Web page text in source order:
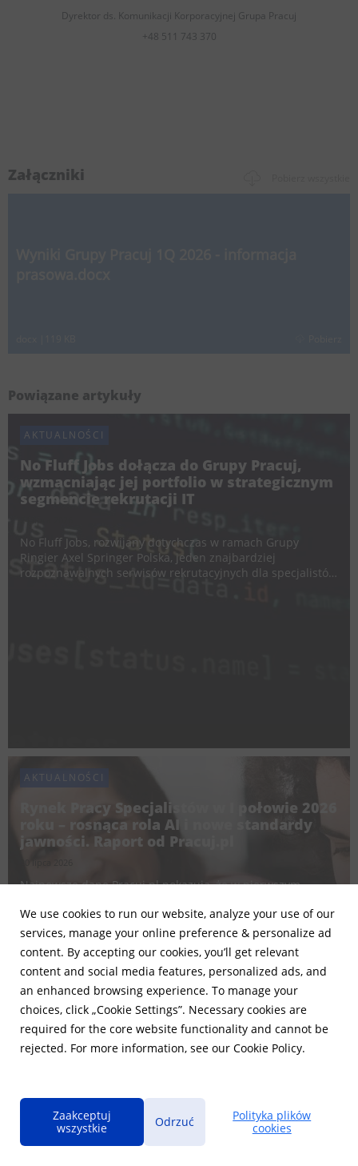
Dyrektor ds. Komunikacji Korporacyjnej Grupa Pracuj
+48 511 743 370
Załączniki
Powiązane artykuły
AKTUALNOŚCI
No Fluff Jobs dołącza do Grupy Pracuj,
wzmacniając jej portfolio w strategicznym
segmencie rekrutacji IT
No Fluff Jobs, rozwijany dotychczas w ramach Grupy
Ringier Axel Springer Polska, jeden znajbardziej
rozpoznawalnych serwisów rekrutacyjnych dla specjalistów
AKTUALNOŚCI
Rynek Pracy Specjalistów w I połowie 2026
roku – rosnąca rola AI i nowe standardy
jawności. Raport od Pracuj.pl
Najnowsze dane Pracuj.pl pokazują, że w pierwszym
wpływem coraz szerszego zastosowania sztucznej
inteligencji, wdrażania nowych wymogów dotyczących
przejrzystości zatrudnienia czy większej świadomości
kandydatów w za...
AKTUALNOŚCI
theprotocol.it kończy 5 lat. Ponad 120 tys.
We use cookies to run our website, analyze your use of our
services, manage your online preference & personalize ad
content. By accepting our cookies, you’ll get relevant
content and social media features, personalized ads, and
an enhanced browsing experience. To manage your
choices, click „Cookie Settings”. Necessary cookies are
required for the core website functionality and cannot be
rejected. For more information, see our Cookie Policy.
Zaakceptuj
wszystkie
Odrzuć
Polityka plików
cookies
We use cookies to run our website, analyze your use of our
services, manage your online preference & personalize ad
content. By accepting our cookies, you’ll get relevant
content and social media features, personalized ads, and
an enhanced browsing experience. To manage your
choices, click „Cookie Settings”. Necessary cookies are
required for the core website functionality and cannot be
rejected. For more information, see our Cookie Policy.
Zaakceptuj
wszystkie
Odrzuć
Polityka plików
cookies